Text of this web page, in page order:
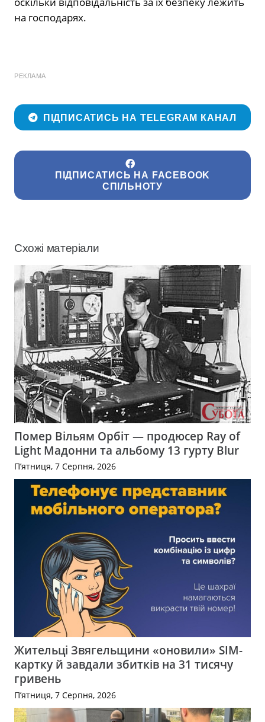
на господарях.
РЕКЛАМА
ПІДПИСАТИСЬ НА TELEGRAM КАНАЛ
ПІДПИСАТИСЬ НА FACEBOOK
СПІЛЬНОТУ
Схожі матеріали
Помер Вільям Орбіт — продюсер Ray of
Light Мадонни та альбому 13 гурту Blur
П’ятниця, 7 Серпня, 2026
Жительці Звягельщини «оновили» SIM-
картку й завдали збитків на 31 тисячу
гривень
П’ятниця, 7 Серпня, 2026